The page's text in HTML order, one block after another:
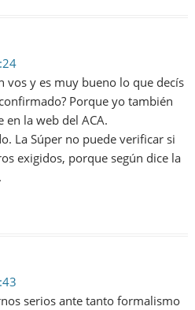
vos y es muy bueno lo que decís
Porque yo también
en la web del ACA.
La Súper no puede verificar si
exigidos, porque según dice la
serios ante tanto formalismo